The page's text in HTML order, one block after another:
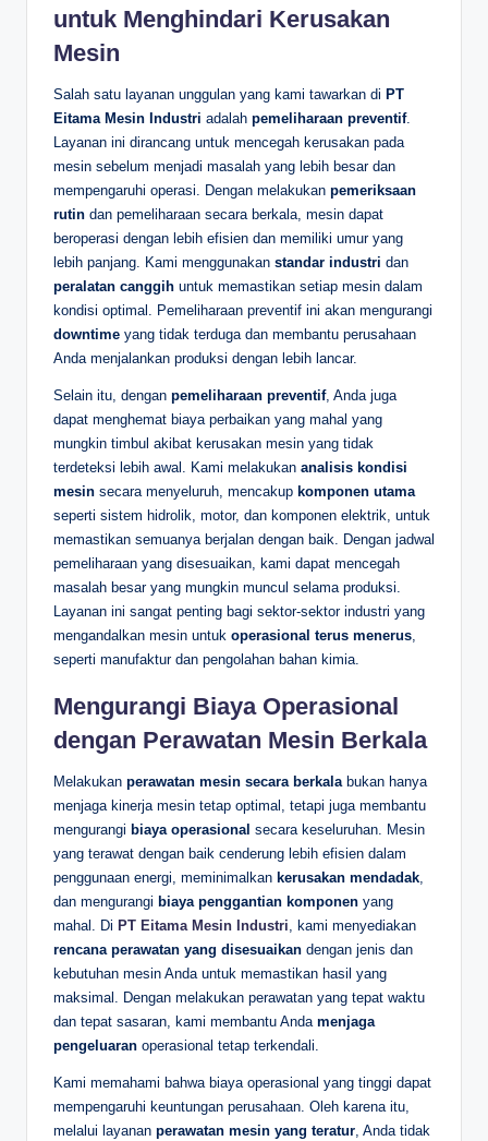
untuk Menghindari Kerusakan
Mesin
Salah satu layanan unggulan yang kami tawarkan di PT
Eitama Mesin Industri adalah pemeliharaan preventif.
Layanan ini dirancang untuk mencegah kerusakan pada
mesin sebelum menjadi masalah yang lebih besar dan
mempengaruhi operasi. Dengan melakukan pemeriksaan
rutin dan pemeliharaan secara berkala, mesin dapat
beroperasi dengan lebih efisien dan memiliki umur yang
lebih panjang. Kami menggunakan standar industri dan
peralatan canggih untuk memastikan setiap mesin dalam
kondisi optimal. Pemeliharaan preventif ini akan mengurangi
downtime yang tidak terduga dan membantu perusahaan
Anda menjalankan produksi dengan lebih lancar.
Selain itu, dengan pemeliharaan preventif, Anda juga
dapat menghemat biaya perbaikan yang mahal yang
mungkin timbul akibat kerusakan mesin yang tidak
terdeteksi lebih awal. Kami melakukan analisis kondisi
mesin secara menyeluruh, mencakup komponen utama
seperti sistem hidrolik, motor, dan komponen elektrik, untuk
memastikan semuanya berjalan dengan baik. Dengan jadwal
pemeliharaan yang disesuaikan, kami dapat mencegah
masalah besar yang mungkin muncul selama produksi.
Layanan ini sangat penting bagi sektor-sektor industri yang
mengandalkan mesin untuk operasional terus menerus,
seperti manufaktur dan pengolahan bahan kimia.
Mengurangi Biaya Operasional
dengan Perawatan Mesin Berkala
Melakukan perawatan mesin secara berkalabukan hanya
menjaga kinerja mesin tetap optimal, tetapi juga membantu
mengurangi biaya operasional secara keseluruhan. Mesin
yang terawat dengan baik cenderung lebih efisien dalam
penggunaan energi, meminimalkan kerusakan mendadak,
dan mengurangi biaya penggantian komponen yang
mahal. Di PT Eitama Mesin Industri, kami menyediakan
rencana perawatan yang disesuaikan dengan jenis dan
kebutuhan mesin Anda untuk memastikan hasil yang
maksimal. Dengan melakukan perawatan yang tepat waktu
dan tepat sasaran, kami membantu Anda menjaga
pengeluaran operasional tetap terkendali.
Kami memahami bahwa biaya operasional yang tinggi dapat
mempengaruhi keuntungan perusahaan. Oleh karena itu,
melalui layanan perawatan mesin yang teratur, Anda tidak